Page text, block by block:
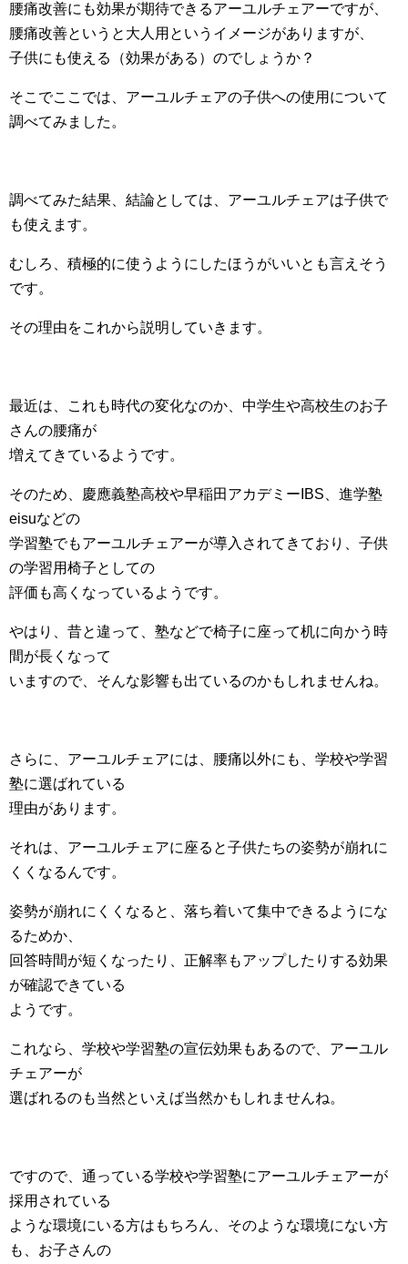
腰痛改善にも効果が期待できるアーユルチェアーですが、
腰痛改善というと大人用というイメージがありますが、
子供にも使える（効果がある）のでしょうか？
そこでここでは、アーユルチェアの子供への使用について
調べてみました。
調べてみた結果、結論としては、アーユルチェアは子供で
も使えます。
むしろ、積極的に使うようにしたほうがいいとも言えそう
です。
その理由をこれから説明していきます。
最近は、これも時代の変化なのか、中学生や高校生のお子
さんの腰痛が
増えてきているようです。
そのため、慶應義塾高校や早稲田アカデミーIBS、進学塾
eisuなどの
学習塾でもアーユルチェアーが導入されてきており、子供
の学習用椅子としての
評価も高くなっているようです。
やはり、昔と違って、塾などで椅子に座って机に向かう時
間が長くなって
いますので、そんな影響も出ているのかもしれませんね。
さらに、アーユルチェアには、腰痛以外にも、学校や学習
塾に選ばれている
理由があります。
それは、アーユルチェアに座ると子供たちの姿勢が崩れに
くくなるんです。
姿勢が崩れにくくなると、落ち着いて集中できるようにな
るためか、
回答時間が短くなったり、正解率もアップしたりする効果
が確認できている
ようです。
これなら、学校や学習塾の宣伝効果もあるので、アーユル
チェアーが
選ばれるのも当然といえば当然かもしれませんね。
ですので、通っている学校や学習塾にアーユルチェアーが
採用されている
ような環境にいる方はもちろん、そのような環境にない方
も、お子さんの